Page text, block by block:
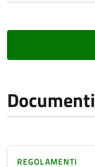
Documenti
REGOLAMENTI